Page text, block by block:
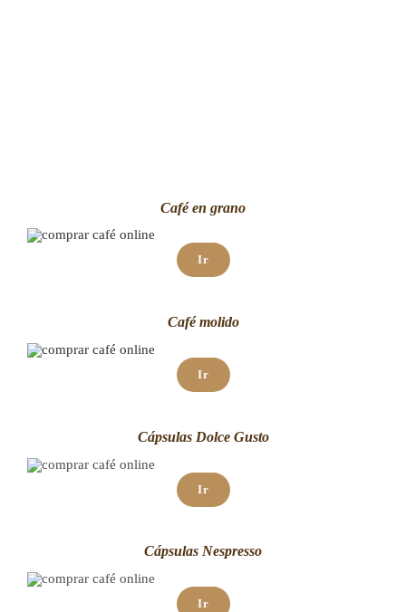
Café en grano
Ir
Café molido
Ir
Cápsulas Dolce Gusto
Ir
Cápsulas Nespresso
Ir